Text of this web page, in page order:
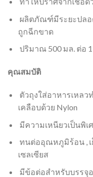
ผลิตภัณฑ์มีระยะปลอ
ถูกฉีกขาด
ปริมาณ 500 มล. ต่อ
คุณสมบัติ
ตัวถุงใส่อาหารเหลว
เคลือบด้วย Nylon
มีความเหนียวเป็นพิเ
ทนต่ออุณหภูมิร้อน , เ
เซลเซียส
มีข้อต่อสำหรับบรรจุ